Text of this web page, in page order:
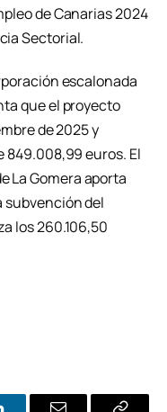
de Canarias 2024
Sectorial.
escalonada
que el proyecto
de 2025 y
849.008,99 euros. El
La Gomera aporta
subvención del
los 260.106,50